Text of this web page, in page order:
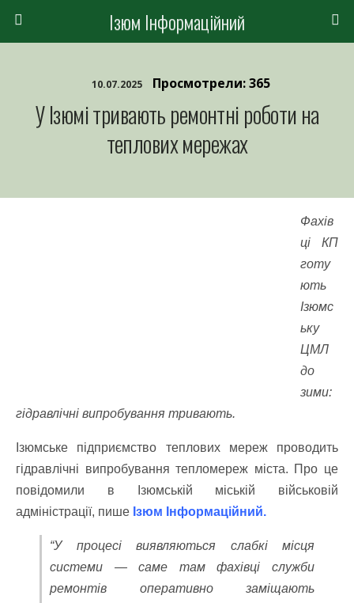
Ізюм Інформаційний
10.07.2025 Просмотрели: 365
У Ізюмі тривають ремонтні роботи на
теплових мережах
Фахів
ці КП
готу
ють
Ізюмс
ьку
ЦМЛ
до
зими:
гідравлічні випробування тривають.
Ізюмське підприємство теплових мереж проводить
гідравлічні випробування тепломереж міста. Про це
повідомили в Ізюмській міській військовій
адміністрації, пише Ізюм Інформаційний.
“У процесі виявляються слабкі місця
системи — саме там фахівці служби
ремонтів оперативно заміщають